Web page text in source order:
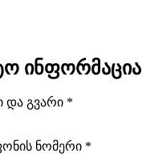
ინფორმაცია
და გვარი *
ნომერი *